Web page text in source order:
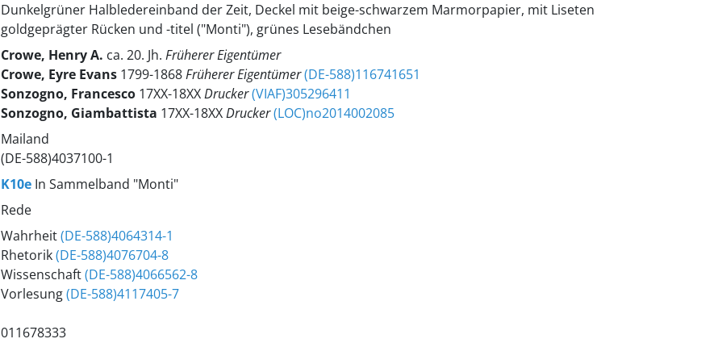
Dunkelgrüner Halbledereinband der Zeit, Deckel mit beige-schwarzem Marmorpapier, mit Liseten
goldgeprägter Rücken und -titel ("Monti"), grünes Lesebändchen
Crowe, Henry A. ca. 20. Jh. Früherer Eigentümer
Crowe, Eyre Evans 1799-1868Früherer Eigentümer(DE-588)116741651
Sonzogno, Francesco 17XX-18XXDrucker(VIAF)305296411
Sonzogno, Giambattista 17XX-18XXDrucker(LOC)no2014002085
Mailand
(DE-588)4037100-1
K10e In Sammelband "Monti"
Rede
Wahrheit(DE-588)4064314-1
Rhetorik(DE-588)4076704-8
Wissenschaft(DE-588)4066562-8
Vorlesung(DE-588)4117405-7
011678333